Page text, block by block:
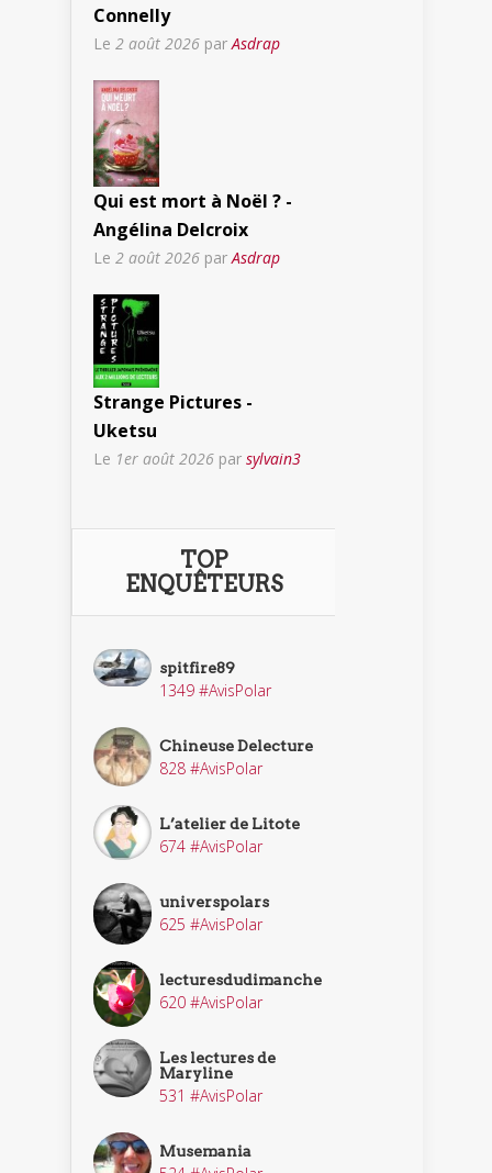
Connelly
Le 2 août 2026 parAsdrap
Qui est mort à Noël ? -
Angélina Delcroix
Le 2 août 2026 par Asdrap
Strange Pictures -
Uketsu
Le 1er août 2026 par sylvain3
TOP
ENQUÊTEURS
spitfire89
1349 #AvisPolar
Chineuse Delecture
828 #AvisPolar
L’atelier de Litote
674 #AvisPolar
universpolars
625 #AvisPolar
lecturesdudimanche
620 #AvisPolar
Les lectures de
Maryline
531 #AvisPolar
Musemania